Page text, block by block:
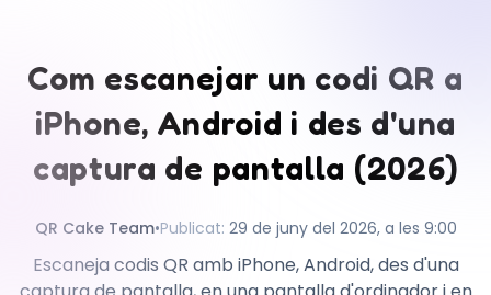
Docs
Ajuda
API
Com escanejar un codi QR a
iPhone, Android i des d'una
captura de pantalla (2026)
QR Cake Team•Publicat: 29 de juny del 2026, a les 9:00
Escaneja codis QR amb iPhone, Android, des d'una